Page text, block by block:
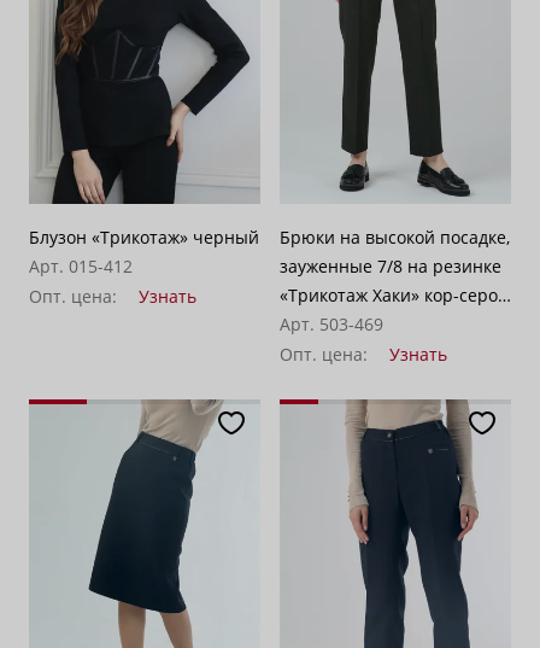
Блузон «Трикотаж» черный
Арт. 015-412
Опт. цена:
Узнать
Брюки на высокой посадке,
зауженные 7/8 на резинке
«Трикотаж Хаки» кор-серо-
зеленые
Арт. 503-469
Опт. цена:
Узнать